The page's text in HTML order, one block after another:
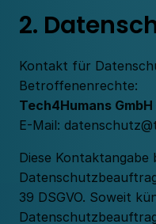
2.
Kontakt für
Betroffenenrechte:
Tech4Humans
E-Mail:
Diese Kontaktangabe
39 DSGVO. Soweit